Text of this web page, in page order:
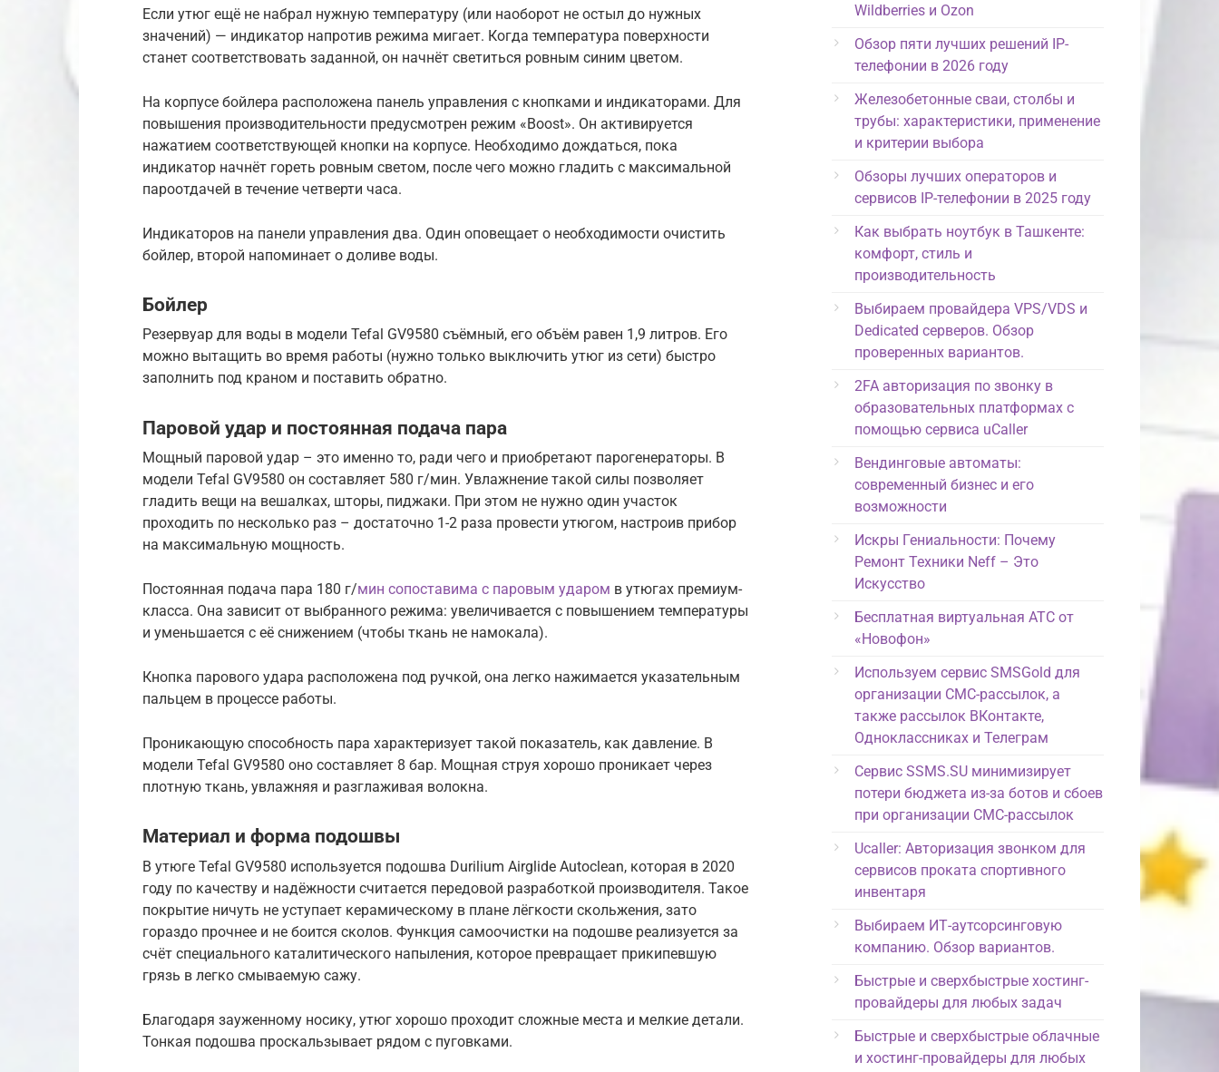
Если утюг ещё не набрал нужную температуру (или наоборот не остыл до нужных
значений) — индикатор напротив режима мигает. Когда температура поверхности
станет соответствовать заданной, он начнёт светиться ровным синим цветом.
На корпусе бойлера расположена панель управления с кнопками и индикаторами. Для
повышения производительности предусмотрен режим «Boost». Он активируется
нажатием соответствующей кнопки на корпусе. Необходимо дождаться, пока
индикатор начнёт гореть ровным светом, после чего можно гладить с максимальной
пароотдачей в течение четверти часа.
Индикаторов на панели управления два. Один оповещает о необходимости очистить
бойлер, второй напоминает о доливе воды.
Бойлер
Резервуар для воды в модели Tefal GV9580 съёмный, его объём равен 1,9 литров. Его
можно вытащить во время работы (нужно только выключить утюг из сети) быстро
заполнить под краном и поставить обратно.
Паровой удар и постоянная подача пара
Мощный паровой удар – это именно то, ради чего и приобретают парогенераторы. В
модели Tefal GV9580 он составляет 580 г/мин. Увлажнение такой силы позволяет
гладить вещи на вешалках, шторы, пиджаки. При этом не нужно один участок
проходить по несколько раз – достаточно 1-2 раза провести утюгом, настроив прибор
на максимальную мощность.
Постоянная подача пара 180 г/мин сопоставима с паровым ударом в утюгах премиум-
класса. Она зависит от выбранного режима: увеличивается с повышением температуры
и уменьшается с её снижением (чтобы ткань не намокала).
Кнопка парового удара расположена под ручкой, она легко нажимается указательным
пальцем в процессе работы.
Проникающую способность пара характеризует такой показатель, как давление. В
модели Tefal GV9580 оно составляет 8 бар. Мощная струя хорошо проникает через
плотную ткань, увлажняя и разглаживая волокна.
Материал и форма подошвы
В утюге Tefal GV9580 используется подошва Durilium Airglide Autoclean, которая в 2020
году по качеству и надёжности считается передовой разработкой производителя. Такое
покрытие ничуть не уступает керамическому в плане лёгкости скольжения, зато
гораздо прочнее и не боится сколов. Функция самоочистки на подошве реализуется за
счёт специального каталитического напыления, которое превращает прикипевшую
грязь в легко смываемую сажу.
Благодаря зауженному носику, утюг хорошо проходит сложные места и мелкие детали.
Тонкая подошва проскальзывает рядом с пуговками.
Wildberries и Ozon
Обзор пяти лучших решений IP-
телефонии в 2026 году
Железобетонные сваи, столбы и
трубы: характеристики, применение
и критерии выбора
Обзоры лучших операторов и
сервисов IP-телефонии в 2025 году
Как выбрать ноутбук в Ташкенте:
комфорт, стиль и
производительность
Выбираем провайдера VPS/VDS и
Dedicated серверов. Обзор
проверенных вариантов.
2FA авторизация по звонку в
образовательных платформах с
помощью сервиса uCaller
Вендинговые автоматы:
современный бизнес и его
возможности
Искры Гениальности: Почему
Ремонт Техники Neff – Это
Искусство
Бесплатная виртуальная АТС от
«Новофон»
Используем сервис SMSGold для
организации СМС-рассылок, а
также рассылок ВКонтакте,
Одноклассниках и Телеграм
Сервис SSMS.SU минимизирует
потери бюджета из-за ботов и сбоев
при организации СМС-рассылок
Ucaller: Авторизация звонком для
сервисов проката спортивного
инвентаря
Выбираем ИТ-аутсорсинговую
компанию. Обзор вариантов.
Быстрые и сверхбыстрые хостинг-
провайдеры для любых задач
Быстрые и сверхбыстрые облачные
и хостинг-провайдеры для любых